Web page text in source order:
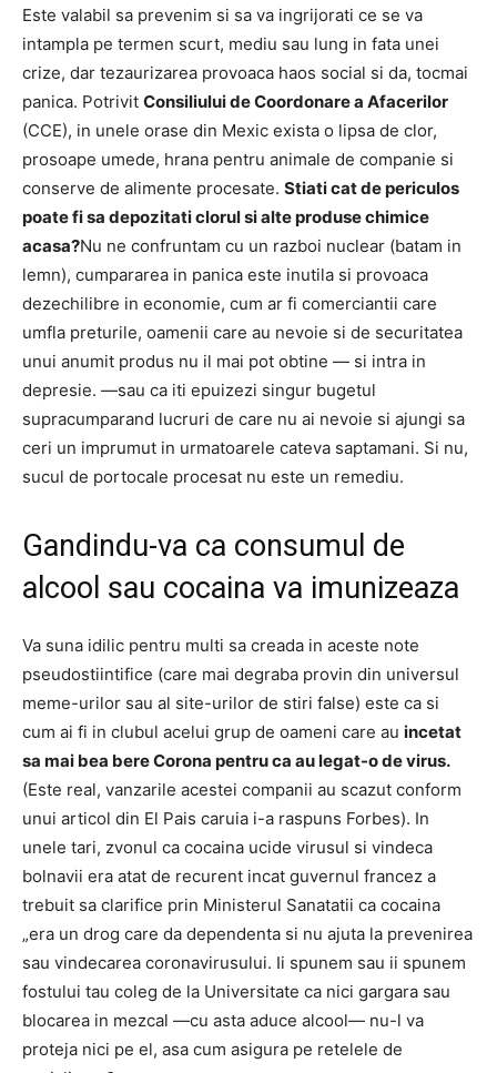
Este valabil sa prevenim si sa va ingrijorati ce se va
intampla pe termen scurt, mediu sau lung in fata unei
crize, dar tezaurizarea provoaca haos social si da, tocmai
panica. Potrivit Consiliului de Coordonare a Afacerilor
(CCE), in unele orase din Mexic exista o lipsa de clor,
prosoape umede, hrana pentru animale de companie si
conserve de alimente procesate. Stiati cat de periculos
poate fi sa depozitati clorul si alte produse chimice
acasa?Nu ne confruntam cu un razboi nuclear (batam in
lemn), cumpararea in panica este inutila si provoaca
dezechilibre in economie, cum ar fi comerciantii care
umfla preturile, oamenii care au nevoie si de securitatea
unui anumit produs nu il mai pot obtine — si intra in
depresie. —sau ca iti epuizezi singur bugetul
supracumparand lucruri de care nu ai nevoie si ajungi sa
ceri un imprumut in urmatoarele cateva saptamani. Si nu,
sucul de portocale procesat nu este un remediu.
Gandindu-va ca consumul de
alcool sau cocaina va imunizeaza
Va suna idilic pentru multi sa creada in aceste note
pseudostiintifice (care mai degraba provin din universul
meme-urilor sau al site-urilor de stiri false) este ca si
cum ai fi in clubul acelui grup de oameni care au incetat
sa mai bea bere Corona pentru ca au legat-o de virus.
(Este real, vanzarile acestei companii au scazut conform
unui articol din El Pais caruia i-a raspuns Forbes). In
unele tari, zvonul ca cocaina ucide virusul si vindeca
bolnavii era atat de recurent incat guvernul francez a
trebuit sa clarifice prin Ministerul Sanatatii ca cocaina
„era un drog care da dependenta si nu ajuta la prevenirea
sau vindecarea coronavirusului. Ii spunem sau ii spunem
fostului tau coleg de la Universitate ca nici gargara sau
blocarea in mezcal —cu asta aduce alcool— nu-l va
proteja nici pe el, asa cum asigura pe retelele de